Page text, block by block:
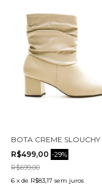
BOTA CREME
R$499,00 -29%
R$699,00
6 x de R$83,17 sem juros